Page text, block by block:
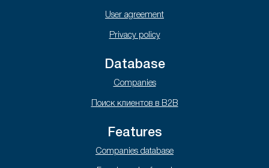
User agreement
Privacy policy
Database
Companies
Поиск клиентов в B2B
Features
Companies database